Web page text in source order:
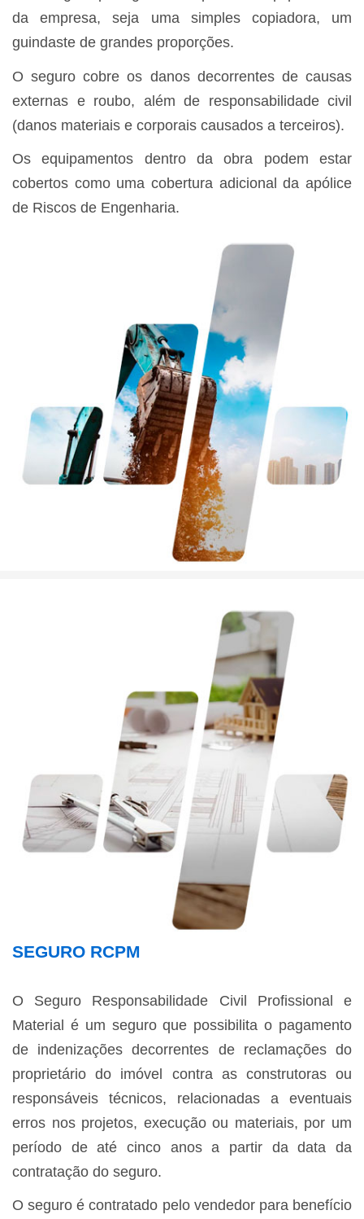
da empresa, seja uma simples copiadora, um
guindaste de grandes proporções.
O seguro cobre os danos decorrentes de causas
externas e roubo, além de responsabilidade civil
(danos materiais e corporais causados a terceiros).
Os equipamentos dentro da obra podem estar
cobertos como uma cobertura adicional da apólice
de Riscos de Engenharia.
SEGURO RCPM
O Seguro Responsabilidade Civil Profissional e
Material é um seguro que possibilita o pagamento
de indenizações decorrentes de reclamações do
proprietário do imóvel contra as construtoras ou
responsáveis técnicos, relacionadas a eventuais
erros nos projetos, execução ou materiais, por um
período de até cinco anos a partir da data da
contratação do seguro.
O seguro é contratado pelo vendedor para benefício